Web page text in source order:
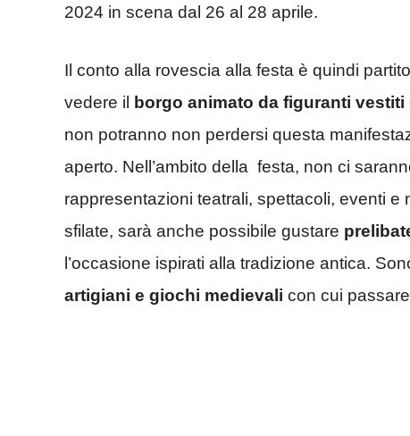
2024 in scena dal 26 al 28 aprile.
Il conto alla rovescia alla festa è quindi
vedere il
borgo animato da figuranti vestiti
non potranno non perdersi questa
aperto. Nell’ambito della festa, non ci
rappresentazioni teatrali, spettacoli, eventi e
sfilate, sarà anche possibile gustare
l’occasione ispirati alla tradizione antica.
artigiani e giochi medievali con cui